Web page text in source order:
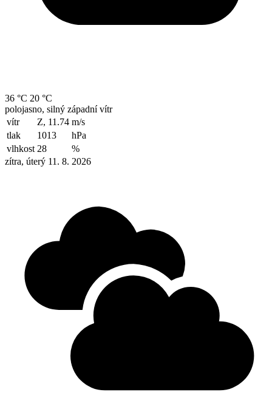
36 °C 20 °C
polojasno, silný západní vítr
vítr
Z, 11.74 m/s
tlak
1013
hPa
vlhkost 28
%
zítra, úterý 11. 8. 2026